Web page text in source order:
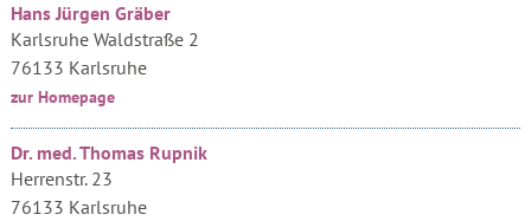
Hans Jürgen Gräber
Karlsruhe Waldstraße 2
76133 Karlsruhe
zur Homepage
Dr. med. Thomas Rupnik
Herrenstr. 23
76133 Karlsruhe